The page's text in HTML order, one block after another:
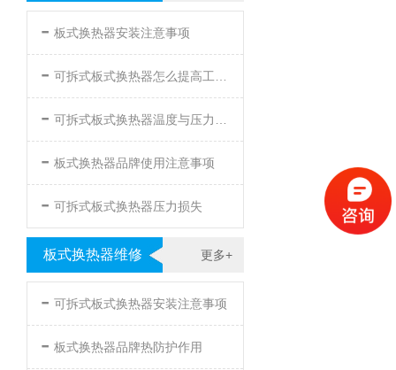
- 板式换热器安装注意事项
- 可拆式板式换热器怎么提高工作效率
- 可拆式板式换热器温度与压力的要求
- 板式换热器品牌使用注意事项
- 可拆式板式换热器压力损失
更多+
板式换热器维修
- 可拆式板式换热器安装注意事项
- 板式换热器品牌热防护作用